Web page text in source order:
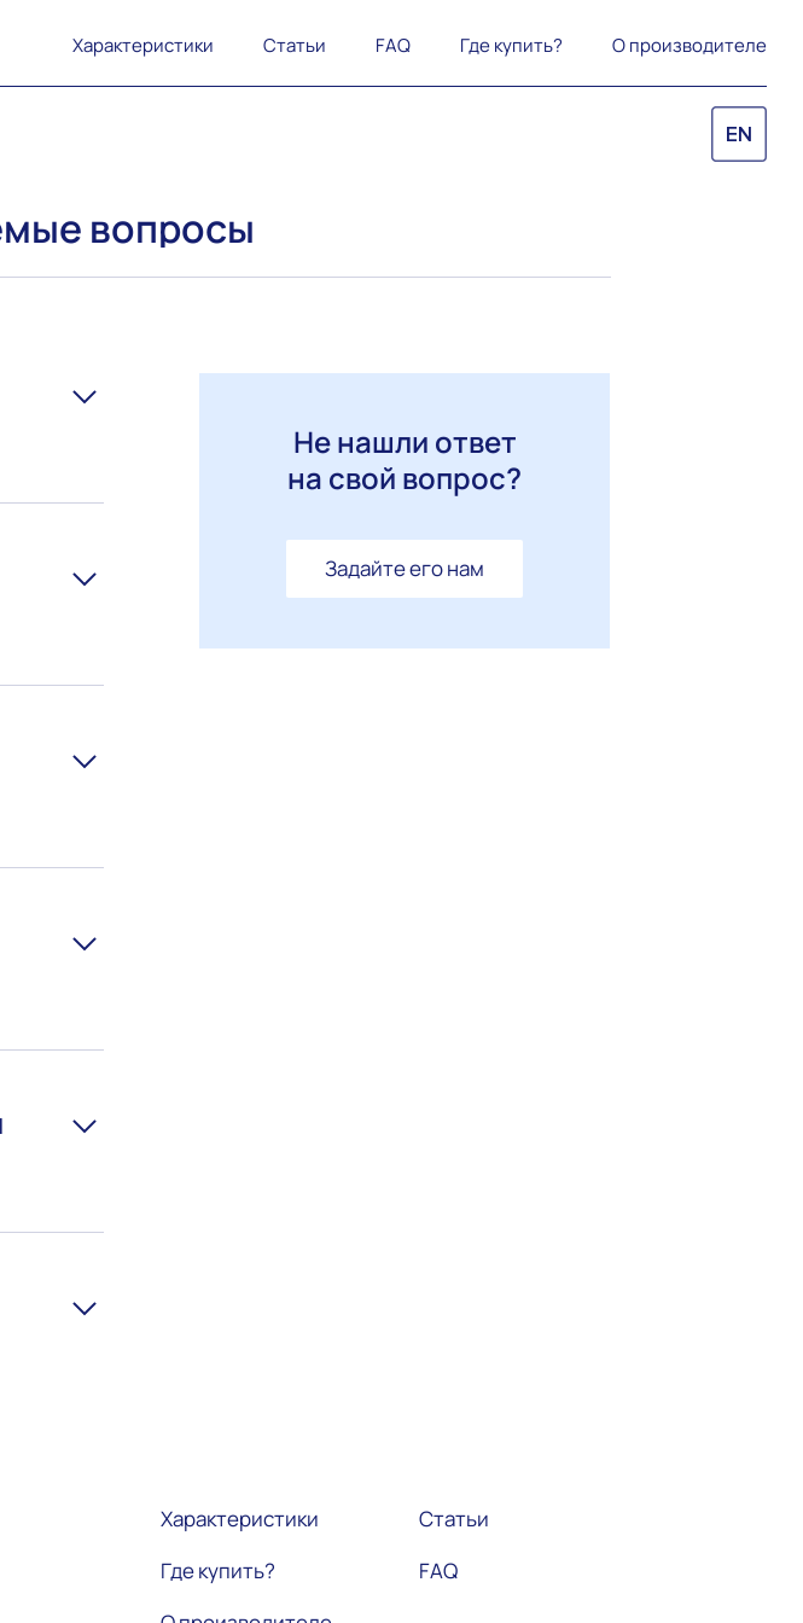
Характеристики Статьи FAQ Где купить? О производителе
EN
вопросы
Не нашли ответ
на свой вопрос?
Задайте его нам
Характеристики
Где купить?
Статьи
FAQ